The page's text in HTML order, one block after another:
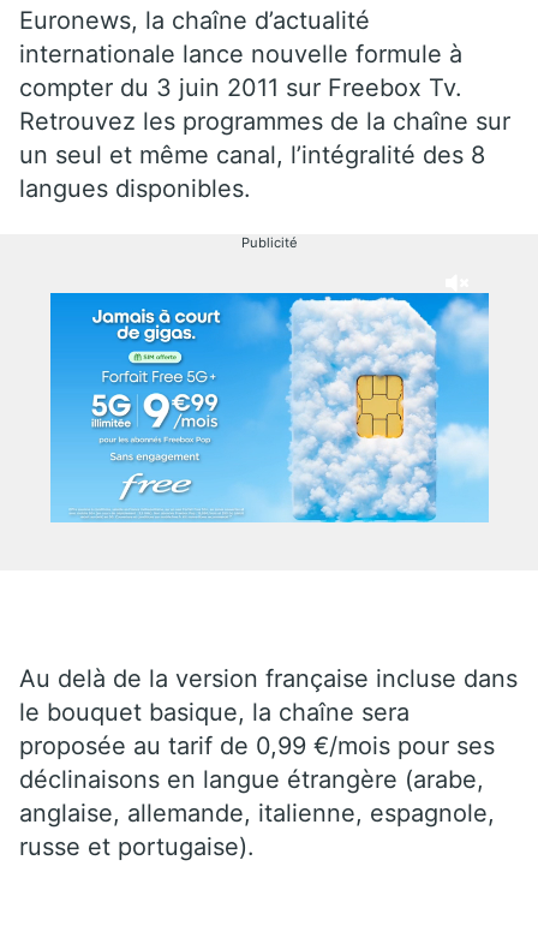
Euronews, la chaîne d’actualité
internationale lance nouvelle formule à
compter du 3 juin 2011 sur Freebox Tv.
Retrouvez les programmes de la chaîne sur
un seul et même canal, l’intégralité des 8
langues disponibles.
Publicité
Au delà de la version française incluse dans
le bouquet basique, la chaîne sera
proposée au tarif de 0,99 €/mois pour ses
déclinaisons en langue étrangère (arabe,
anglaise, allemande, italienne, espagnole,
russe et portugaise).